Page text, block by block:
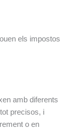
els impostos
amb diferents
precisos, i
o en